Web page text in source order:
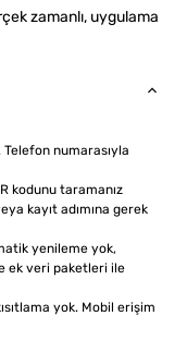
zamanlı, uygulama
numarasıyla
kodunu taramanız
kayıt adımına gerek
yenileme yok,
ek veri paketleri ile
yok. Mobil erişim